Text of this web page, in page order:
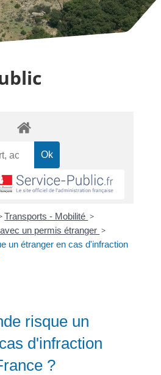
Transports - Mobilité >
un permis étranger >
un étranger en cas d'infraction
risque un
d'infraction
?